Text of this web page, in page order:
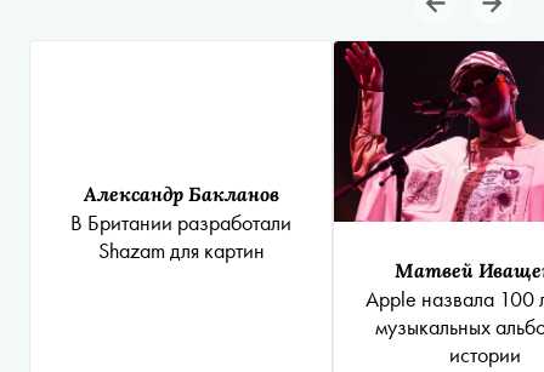
Александр Бакланов
В Британии разработали
Shazam для картин
Матвей
Apple назвала 100
музыкальных
истории